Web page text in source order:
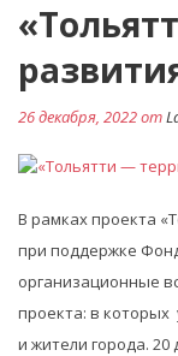
26 декабря, 2022 от
В рамках проекта
при поддержке
организационные
проекта: в которых
и жители города. 20